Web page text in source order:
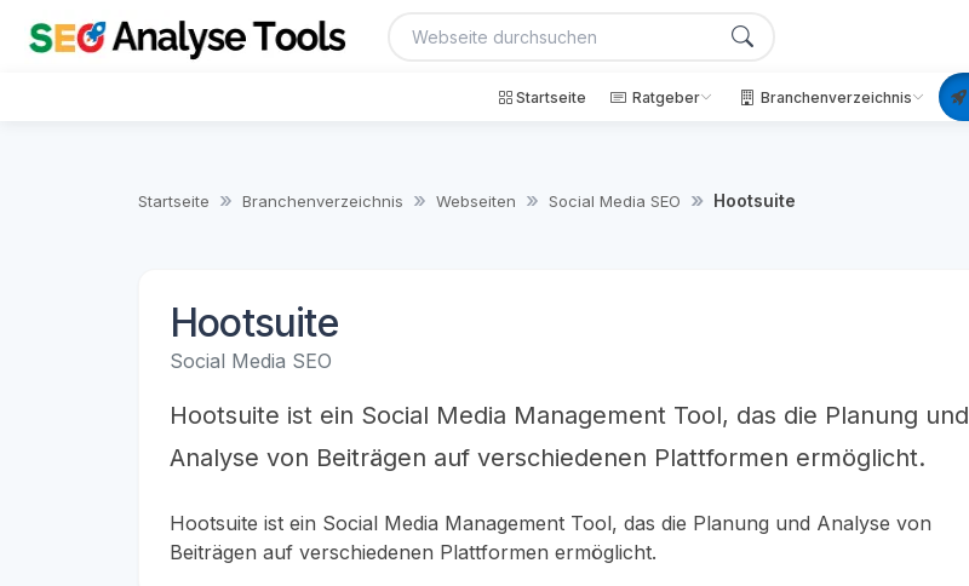
Startseite Ratgeber Branchenverzeichnis
Startseite Branchenverzeichnis Webseiten Social Media SEO Hootsuite
Hootsuite
Social Media SEO
Hootsuite ist ein Social Media Management Tool, das die Planung und
Analyse von Beiträgen auf verschiedenen Plattformen ermöglicht.
Hootsuite ist ein Social Media Management Tool, das die Planung und Analyse von
Beiträgen auf verschiedenen Plattformen ermöglicht.